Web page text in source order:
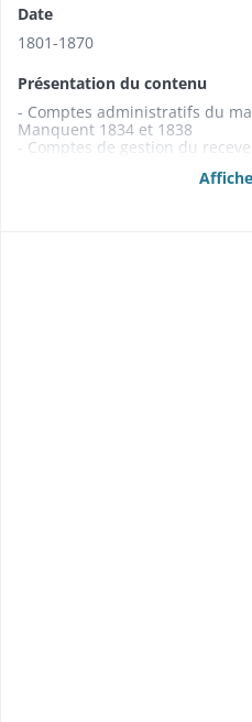
Date
1801-1870
Présentation du contenu
- Comptes administratifs du
Manquent 1834 et 1838
- Comptes de gestion du